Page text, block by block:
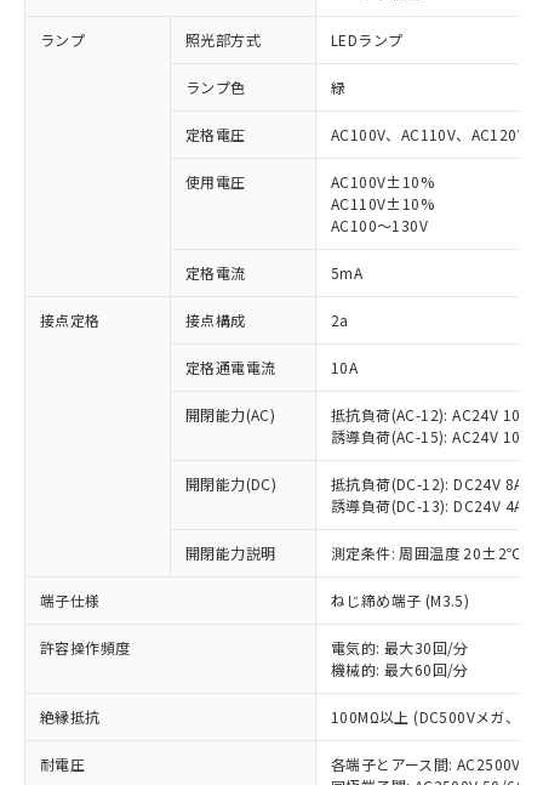
ランプ 照光部方式 LEDランプ
ランプ色 緑
定格電圧 AC100V、AC110V、AC120V
使用電圧
AC100V±10%
AC110V±10%
AC100～130V
定格電流 5mA
接点定格 接点構成 2a
定格通電電流 10A
開閉能力(AC)
抵抗負荷(AC-12): AC24V 10A/
誘導負荷(AC-15): AC24V
開閉能力(DC)
抵抗負荷(DC-12): DC24V 8A/
誘導負荷(DC-13): DC24V 4A/
開閉能力説明 測定条件: 周囲温度 20±2℃、
端子仕様 ねじ締め端子 (M3.5)
許容操作頻度
電気的: 最大30回/分
機械的: 最大60回/分
絶縁抵抗 100MΩ以上 (DC500Vメガ、点
耐電圧
各端子とアース間: AC2500V
ご利用条件
以下の条件をお読みいただき、同意のうえ
本サービスは、当社制御機器事業取扱
商品の当社在庫状況および標準価格
(税抜)を提供させていただくもので
当社制御機器事業取扱商品の中には、
本サービスの対象外となる商品もある
ことをご了承ください。
在庫状況および標準価格照会結果は、
記載している更新日時点での社内デー
タに基づき作成されるものであり、閲
準価格とは異なる場合があることをご
対応済み：EU RoHS指令（10物質）の
非含有に対応した製品が提供可能な商品で
対応予定：EU RoHS指令（10物質）の非含
有に対応した製品に切り替える予定のある
対応予定なし：EU RoHS指令（10物質）の
非含有に非対応の商品で、対応品を出す予
調査・確認中：EU RoHS指令（10物質）の
非含有の対応状況を調査中または確認中の
非該当品：ライセンス料など無形物で、有
害物質有無と関係のない商品です。
仕入先様の事情により、非含有部品として
いたものが、含有品と判明した場合などや
むを得ず変更することがあります。
*EU RoHS指令（10物質）：
鉛(Pb) 1000ppm以下、 水銀(Hg) 1000ppm以下、 カド
六価クロム(Cr(Ⅵ)) 1000ppm以下、ポリ臭化ビフェニル
「○」：最大均質材料含有率が中国RoHSの
基準値以下であることを示します。
「×」：最大均質材料含有率が中国RoHSの
基準値を超えていることを示します。
「－」：未確認です。当社販売部門へお問
当社は、これら貴社製品のうち、外国
為替および外国貿易法に定める商品
（以下｢規制貨物等」という）を輸出
または国外への提供する場合は、日本
国政府の輸出許可(または役務取引許
可)を取得するなどの必要な手続きを